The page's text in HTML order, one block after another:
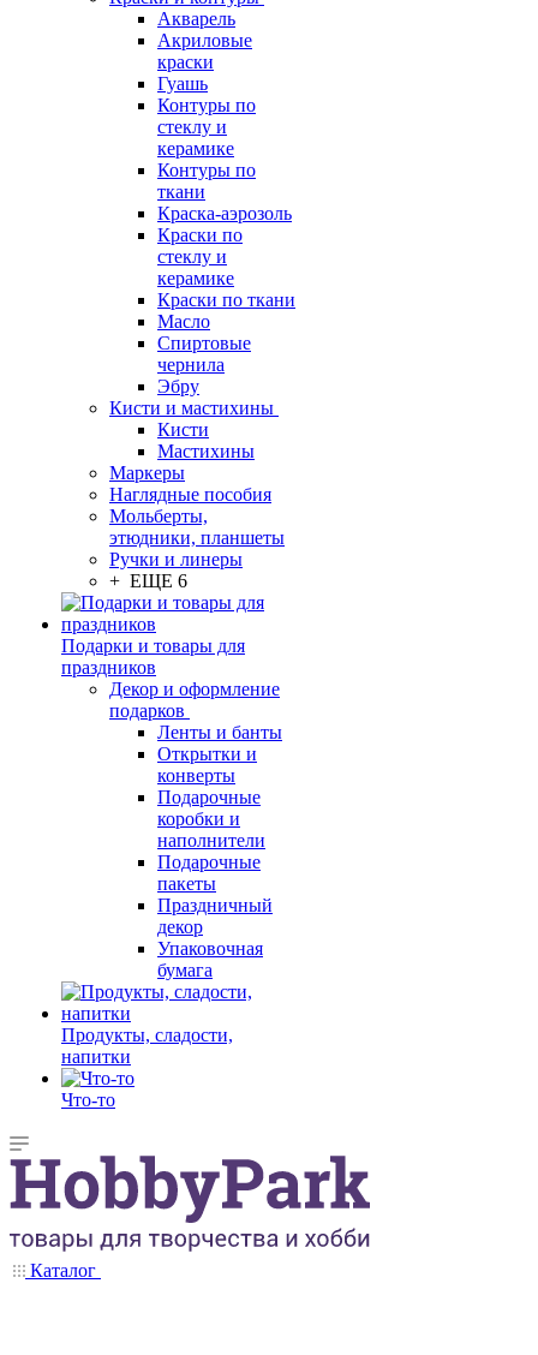
Акварель
Акриловые
краски
Гуашь
Контуры по
стеклу и
керамике
Контуры по
ткани
Краска-аэрозоль
Краски по
стеклу и
керамике
Краски по ткани
Масло
Спиртовые
чернила
Эбру
Кисти и мастихины
Кисти
Мастихины
Маркеры
Наглядные пособия
Мольберты,
этюдники, планшеты
Ручки и линеры
+ ЕЩЕ 6
Подарки и товары для
праздников
Декор и оформление
подарков
Ленты и банты
Открытки и
конверты
Подарочные
коробки и
наполнители
Подарочные
пакеты
Праздничный
декор
Упаковочная
бумага
Продукты, сладости,
напитки
Что-то
Каталог